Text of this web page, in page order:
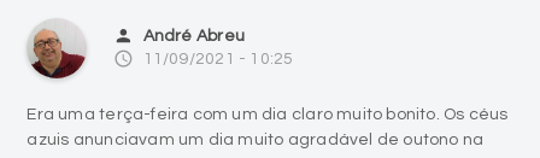
person André Abreu
access_time 11/09/2021 - 10:25
Era uma terça-feira com um dia claro muito bonito. Os céus
azuis anunciavam um dia muito agradável de outono na